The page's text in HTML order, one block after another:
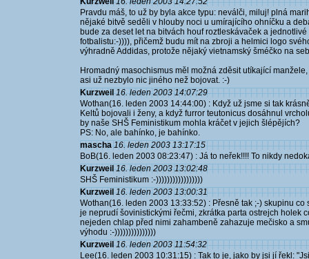
Pravdu máš, to už by byla akce typu: neválči, miluj! plná
nějaké bitvě seděli v hlouby noci u umírajícího ohníčku a
bude za deset let na bitvách houf roztleskávaček a
fotbalistu:-)))), přičemž budu mít na zbroji a helmici logo
výhradně Addidas, protože nějaký vietnamský šméčko na
Hromadný masochismus měl možná zděsit utíkající
asi už nezbylo nic jiného než bojovat. :-)
Kurzweil 16. leden 2003 14:07:29
Wothan(16. leden 2003 14:44:00) : Když už jsme si tak
Keltů bojovali i ženy, a když furror teutonicus dosáhnul
by naše SHŠ Feministikum mohla kráčet v jejich šlépějích?
PS: No, ale bahínko, je bahínko.
mascha 16. leden 2003 13:17:15
BoB(16. leden 2003 08:23:47) : Já to neřek!!!! To nikdy
Kurzweil 16. leden 2003 13:02:48
SHŠ Feministikum :-)))))))))))))))))
Kurzweil 16. leden 2003 13:00:31
Wothan(16. leden 2003 13:33:52) : Přesně tak ;-) skupinu
je neprudí šovinistickými řečmi, zkrátka parta ostrejch holek
nejeden chlap před nimi zahambeně zahazuje mečisko a
výhodu :-)))))))))))))))
Kurzweil 16. leden 2003 11:54:32
Lee(16. leden 2003 10:31:15) : Tak to je, jako by jsi jí řekl: